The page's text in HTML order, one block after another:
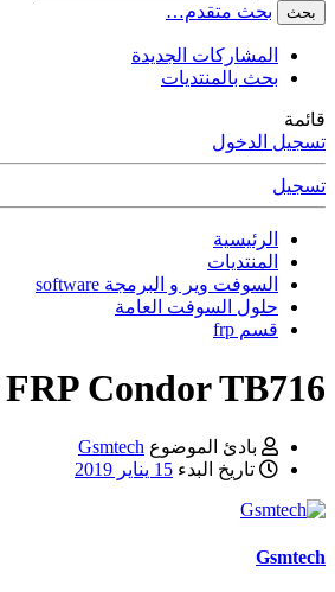
بحث بحث متقدم…
المشاركات الجديدة
بحث بالمنتديات
قائمة
تسجيل الدخول
تسجيل
الرئيسية
المنتديات
السوفت وير و البرمجة software
حلول السوفت العامة
قسم frp
FRP Condor TB716
بادئ الموضوع Gsmtech
تاريخ البدء 15 يناير 2019
Gsmtech